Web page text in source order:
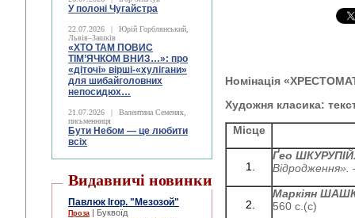
У полоні Чугайстра
22.07.2026 |
Юрій Горблянський,
Львів–Зашків
«ХТО ТАМ ПОВИС
ТІМ’ЯЧКОМ ВНИЗ…»: про
«діточі» вірші-«хулігани»
для шибайголовних
непосидюх…
21.07.2026 |
Валентина Семеняк,
письменниця
Бути Небом ― це любити
всіх
Видавничі новинки
Павлюк Ігор. "Мезозой"
Проза | Буквоїд
Номінація
Художня класика:
Місце
Ґео
Відродження».
Маркіян
560 с.(с)